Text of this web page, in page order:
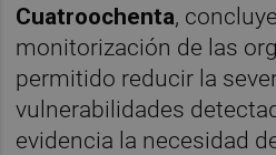
Cuatroochenta,
monitorización de las
permitido reducir la
vulnerabilidades
evidencia la necesidad